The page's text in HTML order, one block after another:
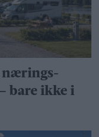
nærings­
bare ikke i